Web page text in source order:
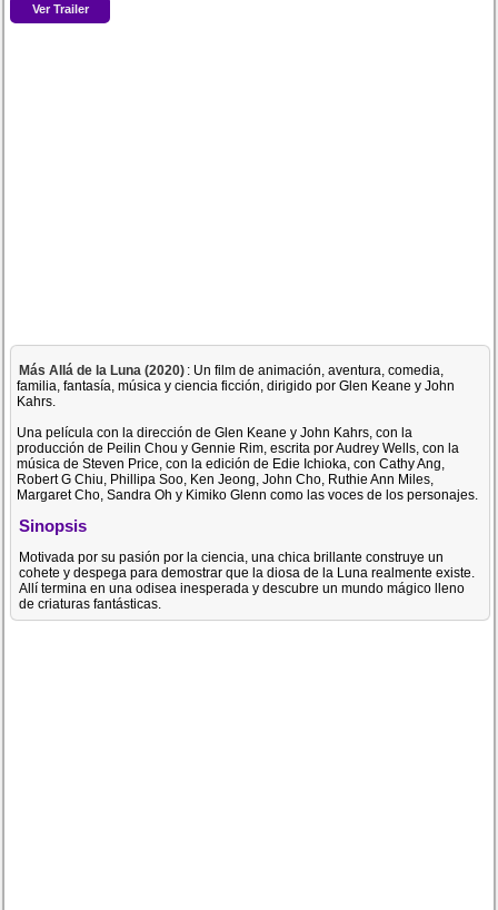
Ver Trailer
Más Allá de la Luna (2020) : Un film de animación, aventura, comedia,
familia, fantasía, música y ciencia ficción, dirigido por Glen Keane y John
Kahrs.
Una película con la dirección de Glen Keane y John Kahrs, con la
producción de Peilin Chou y Gennie Rim, escrita por Audrey Wells, con la
música de Steven Price, con la edición de Edie Ichioka, con Cathy Ang,
Robert G Chiu, Phillipa Soo, Ken Jeong, John Cho, Ruthie Ann Miles,
Margaret Cho, Sandra Oh y Kimiko Glenn como las voces de los personajes.
Sinopsis
Motivada por su pasión por la ciencia, una chica brillante construye un
cohete y despega para demostrar que la diosa de la Luna realmente existe.
Allí termina en una odisea inesperada y descubre un mundo mágico lleno
de criaturas fantásticas.